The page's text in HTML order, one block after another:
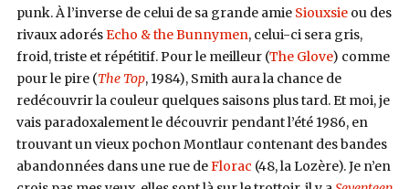
punk. À l’inverse de celui de sa grande amie Siouxsieou des
rivaux adorésEcho & the Bunnymen, celui-ci sera gris,
froid, triste et répétitif. Pour le meilleur (The Glove) comme
pour le pire (The Top, 1984), Smith aura la chance de
redécouvrir la couleur quelques saisons plus tard. Et moi, je
vais paradoxalement le découvrir pendant l’été 1986, en
trouvant un vieux pochon Montlaur contenant des bandes
abandonnées dans une rue deFlorac (48, la Lozère). Je n’en